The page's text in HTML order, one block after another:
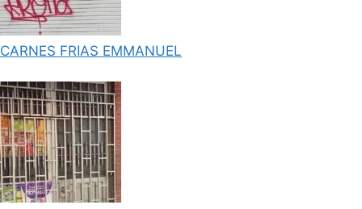
CARNES FRIAS EMMANUEL